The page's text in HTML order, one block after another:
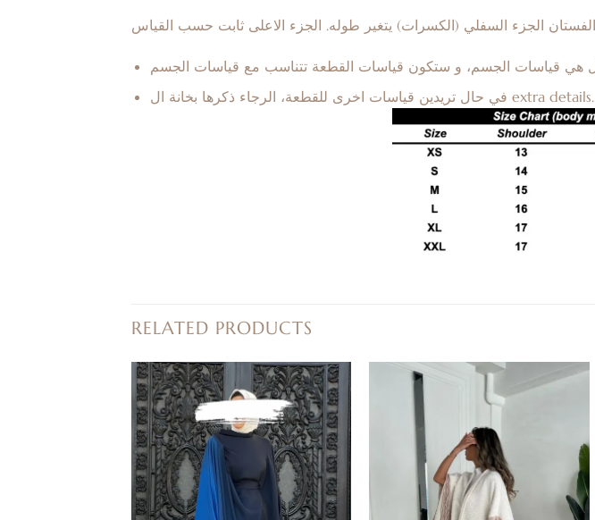
في حال تريدين قياسات اخرى للقطعة، الرجاء ذكرها بخانة ال extra details.
RELATED PRODUCTS
إضافة
إلى
قائمة
الرغبات